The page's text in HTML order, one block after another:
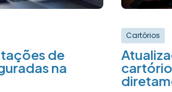
de
na
Cartórios